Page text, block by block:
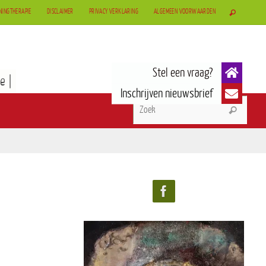
DISCLAIMER PRIVACY VERKLARING ALGEMEEN VOORWAARDEN
|